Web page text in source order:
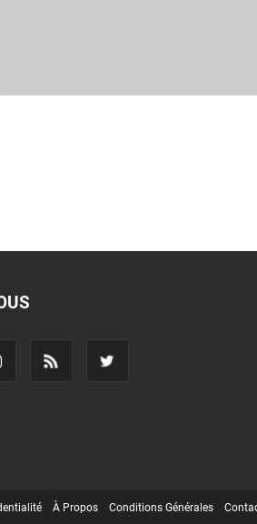
À Propos Conditions Générales